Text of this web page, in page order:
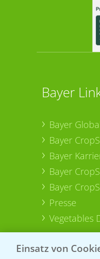
Bayer
Bayer
Bayer
Bayer
Bayer
Bayer
Presse
Vegetables
Einsatz von